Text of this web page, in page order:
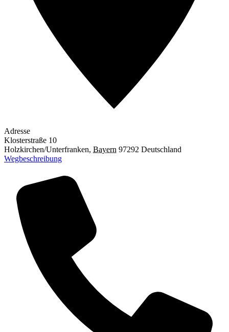
Adresse
Klosterstraße 10
Holzkirchen/Unterfranken, Bayern 97292 Deutschland
Wegbeschreibung